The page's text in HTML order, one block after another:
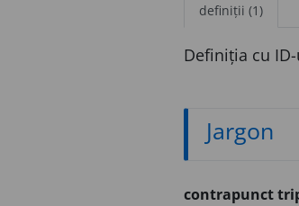
definiții (1)
Definiția cu
Jargon
contrapunct